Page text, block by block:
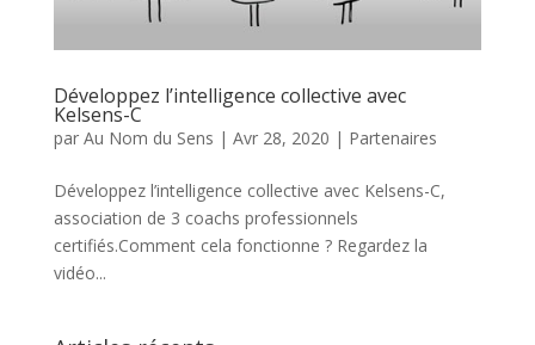
Développez l’intelligence collective avec
Kelsens-C
par Au Nom du Sens | Avr 28, 2020 | Partenaires
Développez l’intelligence collective avec Kelsens-C,
association de 3 coachs professionnels
certifiés.Comment cela fonctionne ? Regardez la
vidéo...